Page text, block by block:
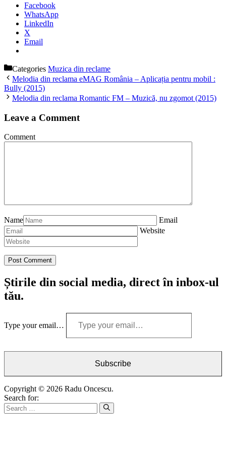
Facebook
WhatsApp
LinkedIn
X
Email
Categories Muzica din reclame
Melodia din reclama eMAG România – Aplicația pentru mobil :
Bully (2015)
Melodia din reclama Romantic FM – Muzică, nu zgomot (2015)
Leave a Comment
Comment
Name
Email
Website
Știrile din social media, direct în inbox-ul
tău.
Type your email…
Subscribe
Copyright © 2026 Radu Oncescu.
Search for: